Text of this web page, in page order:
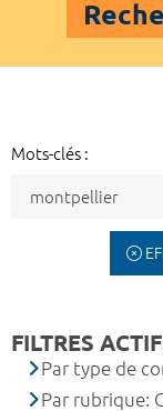
Mots-clés :
FILTRES
Par type de
Par rubrique: